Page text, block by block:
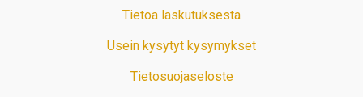
Tietoa laskutuksesta
Usein kysytyt kysymykset
Tietosuojaseloste